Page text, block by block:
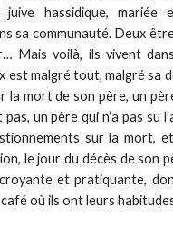
juive hassidique, mariée
sa communauté. Deux
Mais voilà, ils vivent
est malgré tout, malgré sa
la mort de son père, un
pas, un père qui n’a pas su
sur la mort,
le jour du décès de son
et pratiquante,
où ils ont leurs